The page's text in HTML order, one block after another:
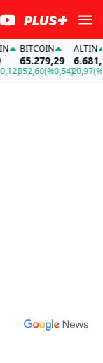
BITCOIN
65.279,29
352,60(%0,54)
ALTIN
6.681,51
20,97